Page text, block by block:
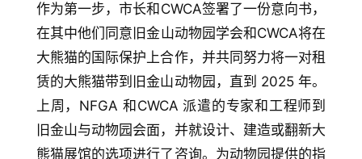
作为第一步，市长和CWCA签署了一份意向书，
在其中他们同意旧金山动物园学会和CWCA将在
大熊猫的国际保护上合作，并共同努力将一对租
赁的大熊猫带到旧金山动物园，直到 2025 年。
上周，NFGA 和CWCA 派遣的专家和工程师到
旧金山与动物园会面，并就设计、建造或翻新大
熊猫展馆的选项进行了咨询。为动物园提供的指